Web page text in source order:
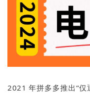
2021 年拼多多推出“